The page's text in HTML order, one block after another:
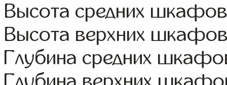
Высота средних
Высота верхних
Глубина средних